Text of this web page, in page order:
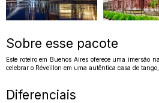
Sobre esse pacote
Este roteiro em Buenos Aires oferece uma
celebrar o Réveillon em uma autêntica casa de
Diferenciais